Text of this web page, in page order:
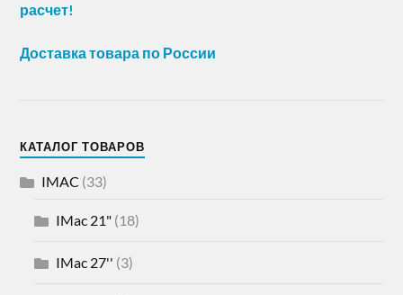
расчет!
Доставка товара по России
КАТАЛОГ ТОВАРОВ
IMAC (33)
IMac 21" (18)
IMac 27'' (3)